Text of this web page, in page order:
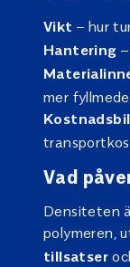
Vikt – hur
Hantering
mer
Vad
Densiteten
polymeren,
tillsatser